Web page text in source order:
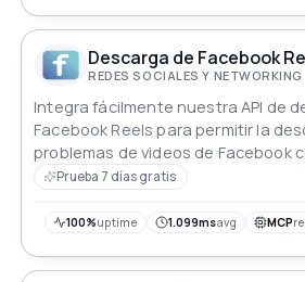
Descarga de Facebook
REDES SOCIALES Y NETWORKING
Integra fácilmente nuestra API de
Facebook Reels para permitir la
problemas de videos de Facebook
fiabilidad y eficiencia.
Prueba 7 días gratis
100%uptime 1.099msavg MCP